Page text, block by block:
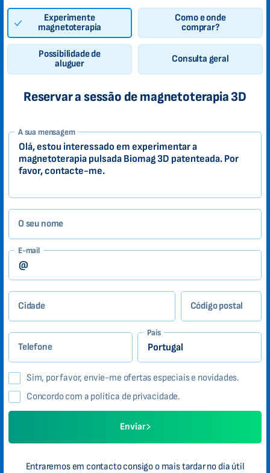
Experimente
magnetoterapia
Como e onde
comprar?
Possibilidade de
aluguer
Consulta geral
Reservar a sessão de magnetoterapia 3D
1-
PT
Zákazník
A sua mensagem
O seu nome
E-mail
Cidade Código postal
Telefone
País
Sim, por favor, envie-me ofertas especiais e novidades.
Concordo com a política de privacidade.
Enviar
Entraremos em contacto consigo o mais tardar no dia útil